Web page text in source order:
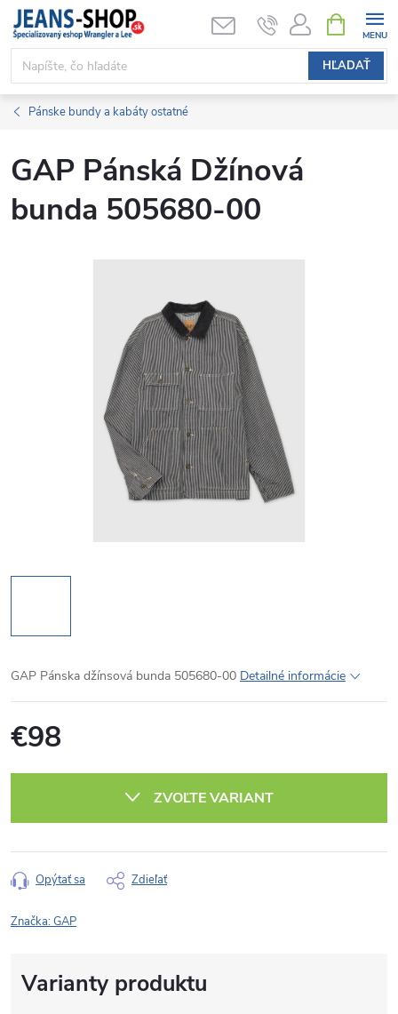
Prejsť
obsah
HĽADAŤ
KOŠÍK
Pánske bundy a kabáty ostatné
GAP Pánská Džínová
bunda 505680-00
GAP Pánska džínsová bunda 505680-00 Detailné informácie
€98
ZVOĽTE VARIANT
Opýtať sa Zdieľať
Značka:GAP